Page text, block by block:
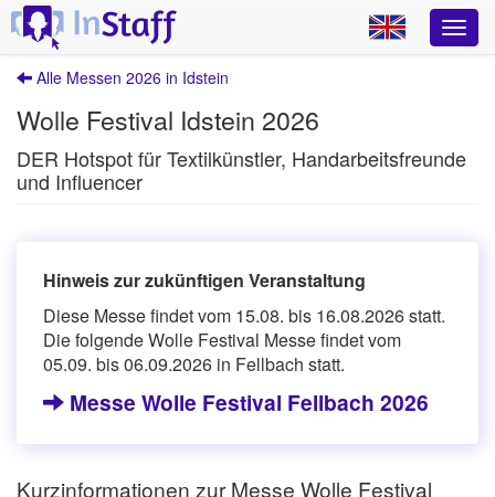
Alle Messen 2026 in Idstein
Wolle Festival Idstein 2026
DER Hotspot für Textilkünstler, Handarbeitsfreunde
und Influencer
Hinweis zur zukünftigen Veranstaltung
Diese Messe findet vom 15.08. bis 16.08.2026 statt.
Die folgende Wolle Festival Messe findet vom
05.09. bis 06.09.2026 in Fellbach statt.
Messe Wolle Festival Fellbach 2026
Kurzinformationen zur Messe Wolle Festival